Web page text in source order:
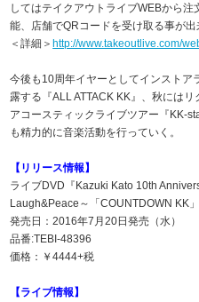
してはテイクアウトライブWEBから
能、店舗でQRコードを受け取る事が出
＜詳細＞http://www.takeoutlive.com/
今後も10周年イヤーとしてインストア
露する『ALL ATTACK KK』、秋には
アコースティックライブツアー『KK-
も精力的に音楽活動を行っていく。
【リリース情報】
ライブDVD『Kazuki Kato 10th
Laugh&Peace～「COUNTDOWN KK」
発売日：2016年7月20日発売（水）
品番:TEBI-48396
価格：￥4444+税
【ライブ情報】